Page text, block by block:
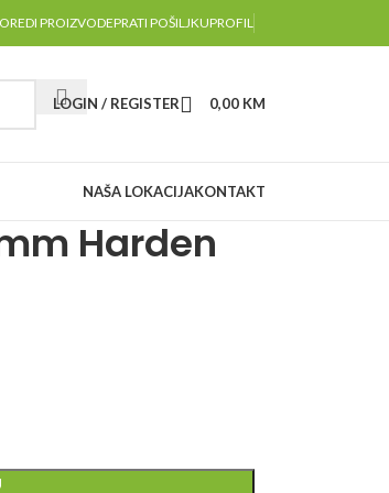
PROIZVODEPRATI POŠILJKUPROFIL
LOGIN / REGISTER 0,00 KM
NAŠA LOKACIJAKONTAKT
Harden